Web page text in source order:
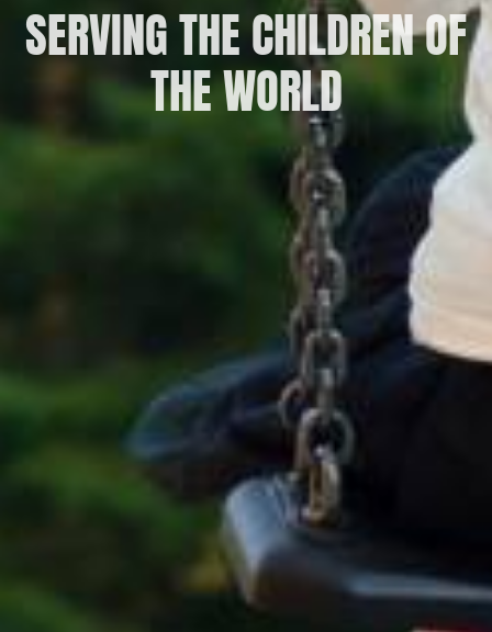
SERVING THE CHILDREN OF
THE WORLD